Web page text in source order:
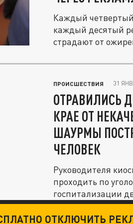
Каждый
каждый десятый
страдают от
ПРОИСШЕСТВИЯ 31
ОТРАВИЛИСЬ
КРАЕ ОТ
ШАУРМЫ
ЧЕЛОВЕК
Руководителя
проходить по
госпитализации
ОТКЛЮЧИТЬ